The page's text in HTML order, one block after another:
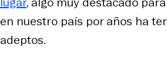
en nuestro país por años ha
adeptos.